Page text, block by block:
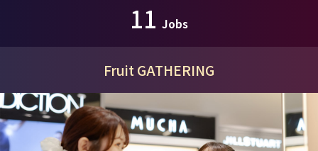
11 Jobs
Fruit GATHERING